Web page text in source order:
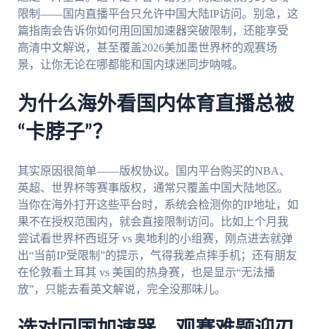
限制——国内直播平台只允许中国大陆IP访问。别急，这
篇指南会告诉你如何用回国加速器突破限制，还能享受
高清中文解说，甚至覆盖2026美加墨世界杯的观赛场
景，让你无论在哪都能和国内球迷同步呐喊。
为什么海外看国内体育直播总被
“卡脖子”？
其实原因很简单——版权协议。国内平台购买的NBA、
英超、世界杯等赛事版权，通常只覆盖中国大陆地区。
当你在海外打开这些平台时，系统会检测你的IP地址，如
果不在授权范围内，就会直接限制访问。比如上个月我
尝试看世界杯西班牙 vs 奥地利的小组赛，刚点进去就弹
出“当前IP受限制”的提示，气得我差点摔手机；还有朋友
在伦敦看土耳其 vs 美国的热身赛，也是显示“无法播
放”，只能去看英文解说，完全没那味儿。